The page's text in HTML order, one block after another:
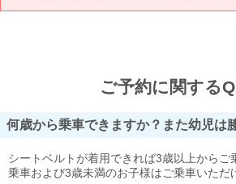
ご予約に関する
何歳から乗車できますか？また幼児は
シートベルトが着用できれば3歳以上からご
乗車および3歳未満のお子様はご乗車いただ